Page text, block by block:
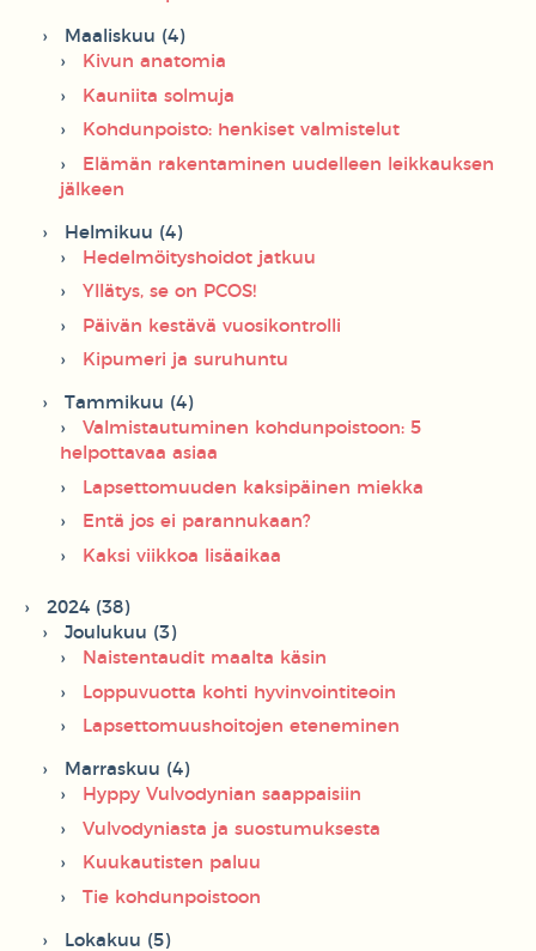
Maaliskuu (4)
Kivun anatomia
Kauniita solmuja
Kohdunpoisto: henkiset valmistelut
Elämän rakentaminen uudelleen leikkauksen
jälkeen
Helmikuu (4)
Hedelmöityshoidot jatkuu
Yllätys, se on PCOS!
Päivän kestävä vuosikontrolli
Kipumeri ja suruhuntu
Tammikuu (4)
Valmistautuminen kohdunpoistoon: 5
helpottavaa asiaa
Lapsettomuuden kaksipäinen miekka
Entä jos ei parannukaan?
Kaksi viikkoa lisäaikaa
2024 (38)
Joulukuu (3)
Naistentaudit maalta käsin
Loppuvuotta kohti hyvinvointiteoin
Lapsettomuushoitojen eteneminen
Marraskuu (4)
Hyppy Vulvodynian saappaisiin
Vulvodyniasta ja suostumuksesta
Kuukautisten paluu
Tie kohdunpoistoon
Lokakuu (5)